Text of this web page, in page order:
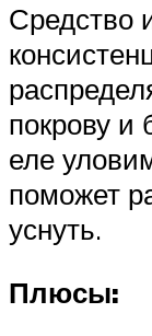
Средство
покрову и
еле
поможет
уснуть.
Плюсы: